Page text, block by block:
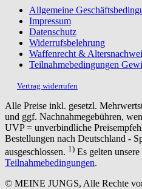
Allgemeine
Impressum
Datenschutz
Widerrufsbelehrung
Waffenrecht &
Teilnahmebedingungen
Vertrag widerrufen
Alle Preise inkl. gesetzl.
und ggf. Nachnahmegebühren,
UVP = unverbindliche
Bestellungen nach Deutschland -
ausgeschlossen. 1) Es gelten
Teilnahmebedingungen.
© MEINE JUNGS, Alle Rechte